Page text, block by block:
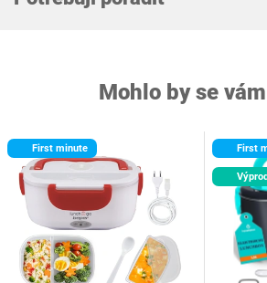
Mohlo by se
First minute First